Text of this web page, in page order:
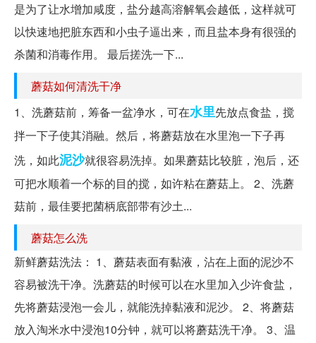
是为了让水增加咸度，盐分越高溶解氧会越低，这样就可
以快速地把脏东西和小虫子逼出来，而且盐本身有很强的
杀菌和消毒作用。 最后搓洗一下...
蘑菇如何清洗干净
1、洗蘑菇前，筹备一盆净水，可在水里先放点食盐，搅
拌一下子使其消融。然后，将蘑菇放在水里泡一下子再
洗，如此泥沙就很容易洗掉。如果蘑菇比较脏，泡后，还
可把水顺着一个标的目的搅，如许粘在蘑菇上。 2、洗蘑
菇前，最佳要把菌柄底部带有沙土...
蘑菇怎么洗
新鲜蘑菇洗法： 1、蘑菇表面有黏液，沾在上面的泥沙不
容易被洗干净。洗蘑菇的时候可以在水里加入少许食盐，
先将蘑菇浸泡一会儿，就能洗掉黏液和泥沙。 2、将蘑菇
放入淘米水中浸泡10分钟，就可以将蘑菇洗干净。 3、温